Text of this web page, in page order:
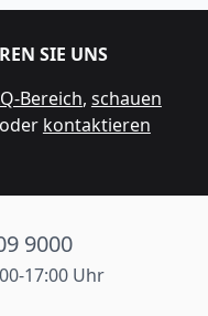
SIE UNS
Bereich, schauen
oder kontaktieren
9000
17:00 Uhr